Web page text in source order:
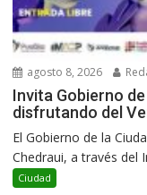
agosto 8, 2026
Invita Gobierno
disfrutando del
El Gobierno de la
Chedraui, a través del
Ciudad